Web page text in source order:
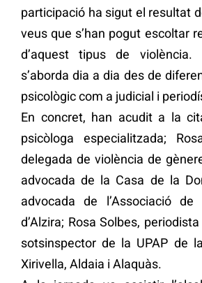
participació ha sigut el resultat
veus que s’han pogut escoltar
d’aquest tipus de
s’aborda dia a dia des de
psicològic com a judicial i
En concret, han acudit a la
psicòloga especialitzada;
delegada de violència de
advocada de la Casa de la
advocada de l’Associació
d’Alzira; Rosa Solbes,
sotsinspector de la UPAP de
Xirivella, Aldaia i Alaquàs.